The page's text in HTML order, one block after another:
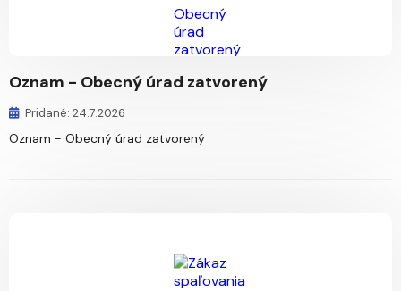
Oznam - Obecný úrad zatvorený
Pridané: 24.7.2026
Oznam - Obecný úrad zatvorený